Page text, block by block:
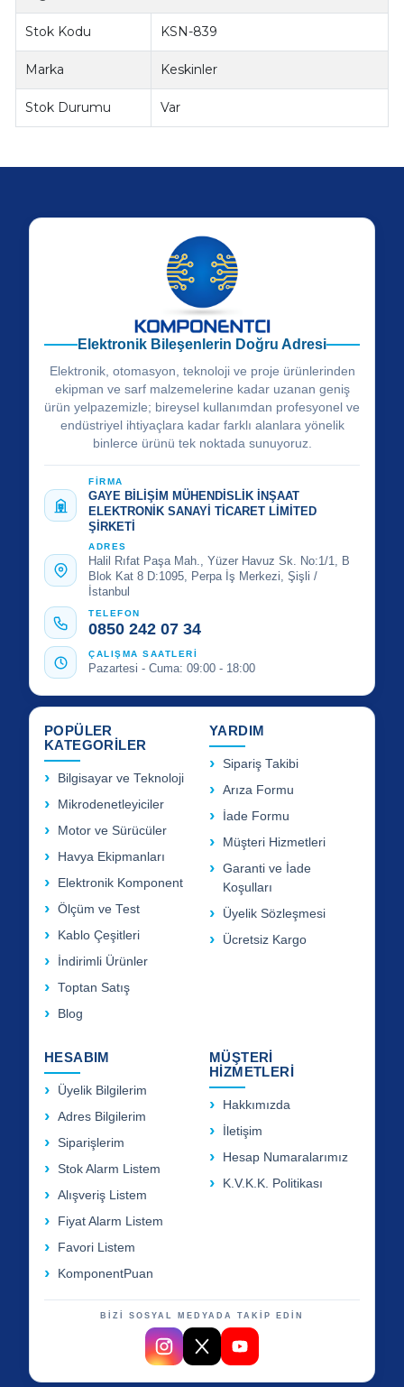
Stok Kodu KSN-839
Marka Keskinler
Stok Durumu Var
Elektronik Bileşenlerin Doğru Adresi
Elektronik, otomasyon, teknoloji ve proje ürünlerinden
ekipman ve sarf malzemelerine kadar uzanan geniş
ürün yelpazemizle; bireysel kullanımdan profesyonel ve
endüstriyel ihtiyaçlara kadar farklı alanlara yönelik
binlerce ürünü tek noktada sunuyoruz.
FİRMA
GAYE BİLİŞİM MÜHENDİSLİK İNŞAAT
ELEKTRONİK SANAYİ TİCARET LİMİTED
ŞİRKETİ
ADRES
Halil Rıfat Paşa Mah., Yüzer Havuz Sk. No:1/1, B
Blok Kat 8 D:1095, Perpa İş Merkezi, Şişli /
İstanbul
TELEFON
0850 242 07 34
ÇALIŞMA SAATLERİ
Pazartesi - Cuma: 09:00 - 18:00
POPÜLER
KATEGORİLER
Bilgisayar ve Teknoloji
Mikrodenetleyiciler
Motor ve Sürücüler
Havya Ekipmanları
Elektronik Komponent
Ölçüm ve Test
Kablo Çeşitleri
İndirimli Ürünler
Toptan Satış
Blog
YARDIM
Sipariş Takibi
Arıza Formu
İade Formu
Müşteri Hizmetleri
Garanti ve İade
Koşulları
Üyelik Sözleşmesi
Ücretsiz Kargo
HESABIM
Üyelik Bilgilerim
Adres Bilgilerim
Siparişlerim
Stok Alarm Listem
Alışveriş Listem
Fiyat Alarm Listem
Favori Listem
KomponentPuan
MÜŞTERİ
HİZMETLERİ
Hakkımızda
İletişim
Hesap Numaralarımız
K.V.K.K. Politikası
BİZİ SOSYAL MEDYADA TAKİP EDİN